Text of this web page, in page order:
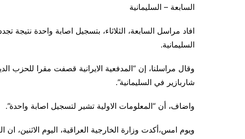
السابعة – السليمانية
افاد مراسل السابعة، الثلاثاء، بتسجيل اصابة واحدة نتيجة
السليمانية.
وقال مراسلنا، إن “المدفعية الايرانية قصفت مقرا للحزب
شاربازير في السليمانية”.
واضاف، أن “المعلومات الاولية تشير لتسجيل اصابة واحدة”.
ويوم امس،أكدت وزارة الخارجية العراقية، اليوم الاثنين،